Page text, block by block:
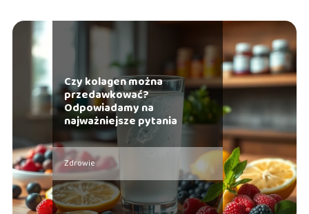
Czy kolagen można
przedawkować?
Odpowiadamy na
najważniejsze pytania
Zdrowie